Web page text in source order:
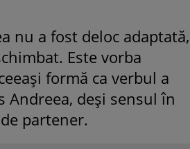
nu a fost deloc adaptată,
Este vorba
formă ca verbul a
Andreea, deși sensul în
partener.